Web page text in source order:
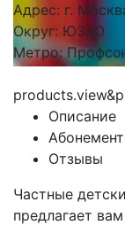
Адрес: г.
Округ: ЮЗАО
Метро:
Описание
Абонемент
Отзывы
Частные
предлагает